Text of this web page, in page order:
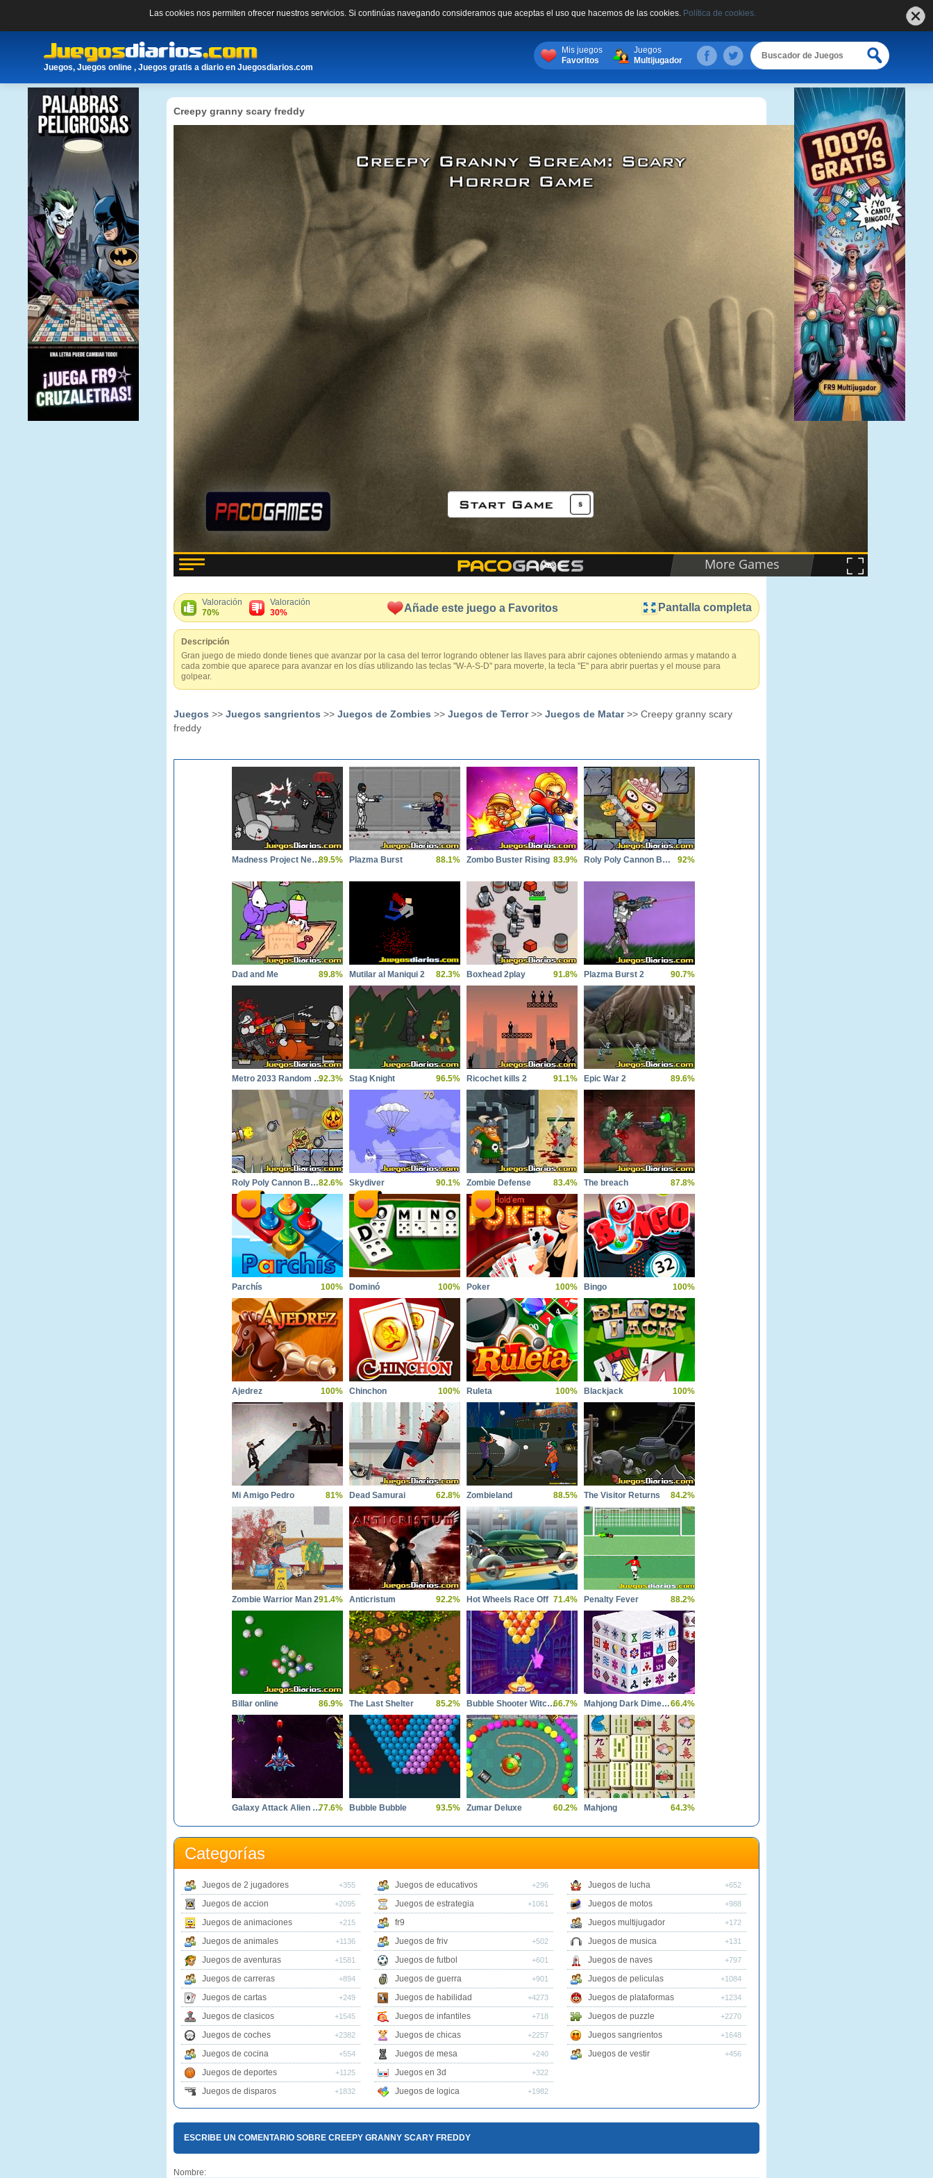
Las cookies nos permiten ofrecer nuestros servicios. Si continúas navegando consideramos que aceptas el uso que hacemos de las cookies. Política de cookies.
Juegos, Juegos online , Juegos gratis a diario en Juegosdiarios.com
Mis juegos
Favoritos
Juegos
Multijugador
Creepy granny scary freddy
Valoración
70%
Valoración
30%
Añade este juego a Favoritos Pantalla completa
Descripción
Gran juego de miedo donde tienes que avanzar por la casa del terror logrando obtener las llaves para abrir cajones obteniendo armas y matando a
cada zombie que aparece para avanzar en los días utilizando las teclas "W-A-S-D" para moverte, la tecla "E" para abrir puertas y el mouse para
golpear.
Juegos >> Juegos sangrientos >> Juegos de Zombies >> Juegos de Terror>> Juegos de Matar>> Creepy granny scary
freddy
Madness Project Nexus89.5% Plazma Burst 88.1% Zombo Buster Rising 83.9% Roly Poly Cannon BMP 92%
Dad and Me 89.8% Mutilar al Maniqui 2 82.3% Boxhead 2play 91.8% Plazma Burst 2 90.7%
Metro 2033 Random Battles92.3% Stag Knight 96.5% Ricochet kills 2 91.1% Epic War 2 89.6%
Roly Poly Cannon BMP 282.6% Skydiver 90.1% Zombie Defense 83.4% The breach 87.8%
Parchís 100% Dominó 100% Poker 100% Bingo 100%
Ajedrez 100% Chinchon 100% Ruleta 100% Blackjack 100%
Mi Amigo Pedro 81% Dead Samurai 62.8% Zombieland 88.5% The Visitor Returns 84.2%
Zombie Warrior Man 291.4% Anticristum 92.2% Hot Wheels Race Off 71.4% Penalty Fever 88.2%
Billar online 86.9% The Last Shelter 85.2% Bubble Shooter Witch Tower66.7% Mahjong Dark Dimensions66.4%
Galaxy Attack Alien Shooter77.6% Bubble Bubble 93.5% Zumar Deluxe 60.2% Mahjong 64.3%
Categorías
Juegos de 2 jugadores +355
Juegos de accion +2095
Juegos de animaciones +215
Juegos de animales +1136
Juegos de aventuras +1581
Juegos de carreras +894
Juegos de cartas +249
Juegos de clasicos +1545
Juegos de coches +2382
Juegos de cocina +554
Juegos de deportes +1125
Juegos de disparos +1832
Juegos de educativos +296
Juegos de estrategia +1061
fr9
Juegos de friv
+502
Juegos de futbol +601
Juegos de guerra +901
Juegos de habilidad +4273
Juegos de infantiles +718
Juegos de chicas +2257
Juegos de mesa +240
Juegos en 3d +322
Juegos de logica +1982
Juegos de lucha +652
Juegos de motos +988
Juegos multijugador +172
Juegos de musica +131
Juegos de naves +797
Juegos de peliculas +1084
Juegos de plataformas +1234
Juegos de puzzle +2270
Juegos sangrientos +1648
Juegos de vestir +456
ESCRIBE UN COMENTARIO SOBRE CREEPY GRANNY SCARY FREDDY
Nombre: